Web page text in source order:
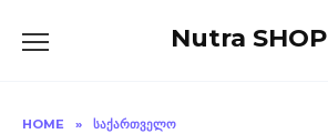
Nutra SHOP
HOME » ᲡᲐᲥᲐᲠᲗᲕᲔᲚᲝ